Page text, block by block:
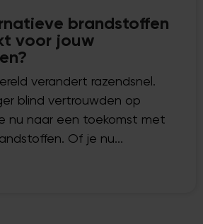
brandstoffen
voor jouw
verandert razendsnel.
blind vertrouwden op
nu naar een toekomst met
Of je nu...